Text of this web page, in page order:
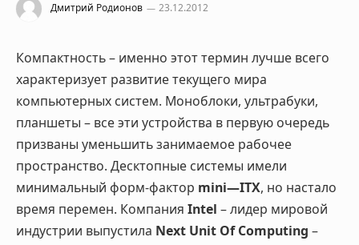
Дмитрий Родионов 23.12.2012
Компактность – именно этот термин лучше всего
характеризует развитие текущего мира
компьютерных систем. Моноблоки, ультрабуки,
планшеты – все эти устройства в первую очередь
призваны уменьшить занимаемое рабочее
пространство. Десктопные системы имели
минимальный форм-фактор mini—ITX, но настало
время перемен. Компания Intel – лидер мировой
индустрии выпустила Next Unit Of Computing –